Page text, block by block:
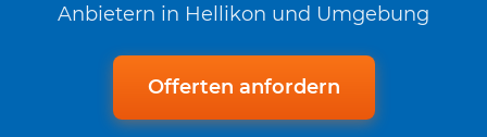
Anbietern in Hellikon und Umgebung
Offerten anfordern